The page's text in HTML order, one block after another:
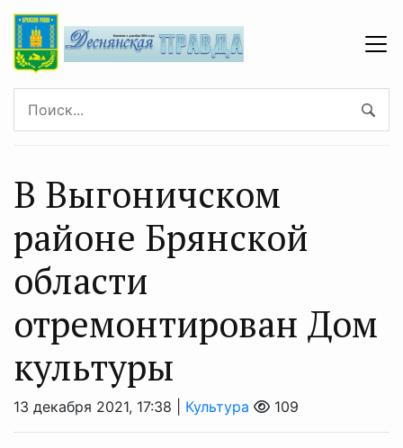
В Выгоничcком
районе Брянcкой
облаcти
отремонтирован Дом
культуры
13 декабря 2021, 17:38 | Культура 109